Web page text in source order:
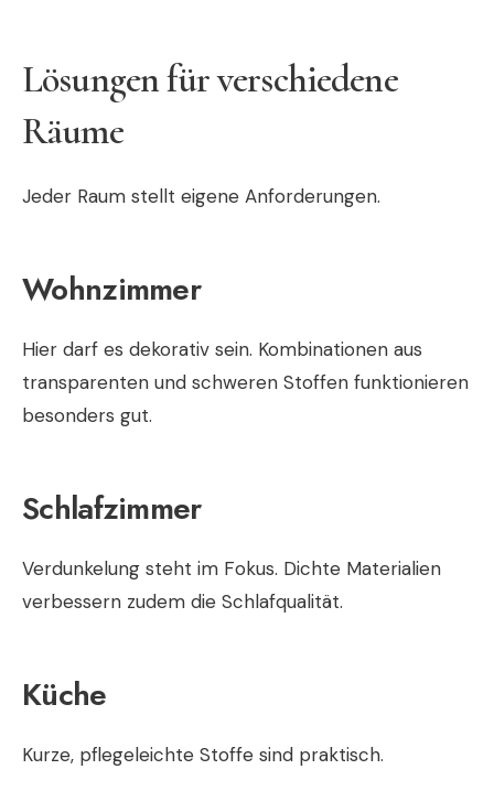
Lösungen für verschiedene
Räume
Jeder Raum stellt eigene Anforderungen.
Wohnzimmer
Hier darf es dekorativ sein. Kombinationen aus
transparenten und schweren Stoffen funktionieren
besonders gut.
Schlafzimmer
Verdunkelung steht im Fokus. Dichte Materialien
verbessern zudem die Schlafqualität.
Küche
Kurze, pflegeleichte Stoffe sind praktisch.